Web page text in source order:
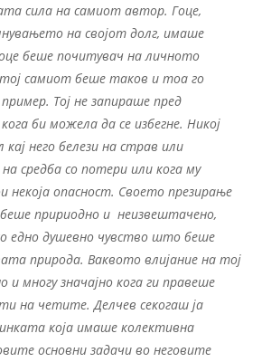
сила на самиот автор. Гоце,
на својот долг, имаше
беше почитувач на личното
самиот беше таков и тоа го
Тој не запираше пред
би можела да се избегне. Никој
кај него белези на страв или
на средба со потери или кога му
некоја опасност. Своето презирање
пририодно и неизвештачено,
едно душевно чувство што беше
природа. Ваквото влијание на тој
и многу значајно кога ги правеше
на четите. Делчев секогаш ја
која имаше колективна
основни задачи во неговите